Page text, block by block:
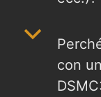
b
con